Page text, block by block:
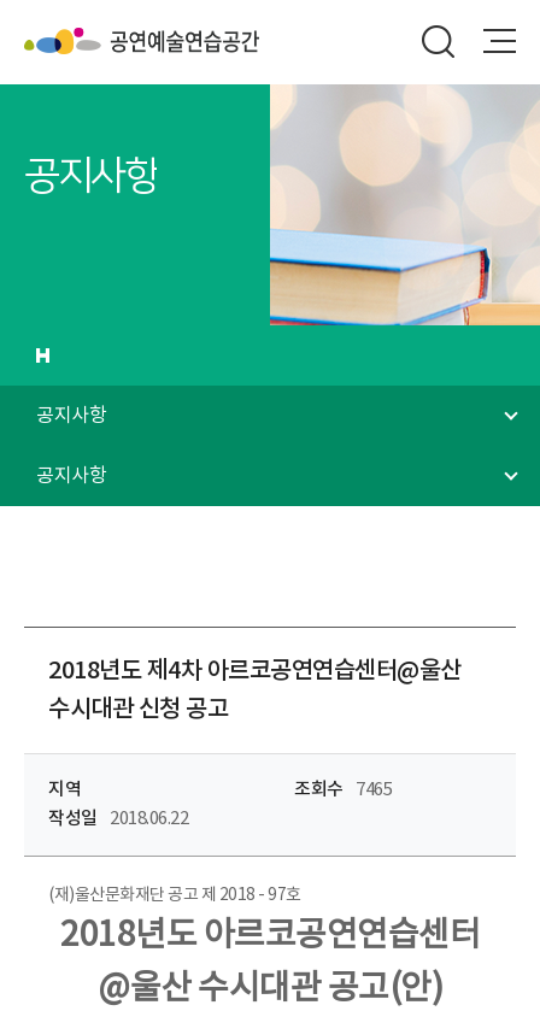
공지사항
공지사항
공지사항
2018년도 제4차 아르코공연연습센터@울산
수시대관 신청 공고
지역 조회수
7465
작성일
2018.06.22
(재)울산문화재단 공고 제 2018 - 97호
2018년도 아르코공연연습센터
@울산 수시대관 공고(안)